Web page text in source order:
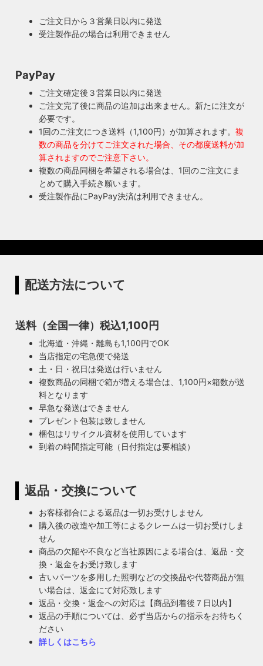
連絡ください！ハンドメイド照明やアンティーク照明は修理
が心配とよくお声を頂きますが、当店では器具を製作した本
◆もっと詳しく見る
近く前のソケットも安心してお使い頂けます。
ご注文日から３営業日以内に発送
受注製作品の場合は利用できません
PayPay
ご注文確定後３営業日以内に発送
ご注文完了後に商品の追加は出来ません。新たに注文が
必要です。
1回のご注文につき送料（1,100円）が加算されます。 複
数の商品を分けてご注文された場合、その都度送料が加
算されますのでご注意下さい。
複数の商品同梱を希望される場合は、1回のご注文にま
とめて購入手続き願います。
受注製作品にPayPay決済は利用できません。
配送方法について
送料（全国一律）税込1,100円
北海道・沖縄・離島も1,100円でOK
当店指定の宅急便で発送
土・日・祝日は発送は行いません
複数商品の同梱で箱が増える場合は、1,100円×箱数が送
料となります
早急な発送はできません
プレゼント包装は致しません
梱包はリサイクル資材を使用しています
到着の時間指定可能（日付指定は要相談）
返品・交換について
お客様都合による返品は一切お受けしません
購入後の改造や加工等によるクレームは一切お受けしま
せん
商品の欠陥や不良など当社原因による場合は、返品・交
換・返金をお受け致します
古いパーツを多用した照明などの交換品や代替商品が無
い場合は、返金にて対応致します
返品・交換・返金への対応は【商品到着後７日以内】
返品の手順については、必ず当店からの指示をお待ちく
ださい
詳しくはこちら